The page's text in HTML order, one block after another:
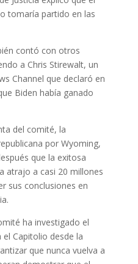
tomaría partido en las
contó con otros
a Chris Stirewalt, un
Channel que declaró en
Biden había ganado
del comité, la
por Wyoming,
que la exitosa
atrajo a casi 20 millones
sus conclusiones en
ha investigado el
Capitolio desde la
que nunca vuelva a